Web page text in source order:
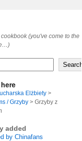
(you've come to the
Search
Elżbiety >
/ Grzyby > Grzyby z
added
by Chinafans